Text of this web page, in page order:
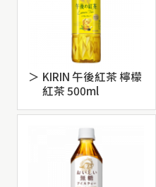
KIRIN 午後紅茶 檸檬
紅茶 500ml